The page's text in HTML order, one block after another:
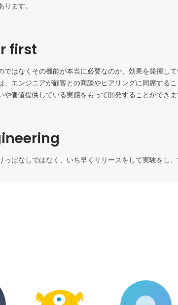
ます。
first
ではなくその機能が本当に必要なのか、効果を発揮し
、エンジニアが顧客との商談やヒアリングに同席する
や価値提供している実感をもって開発することができま
っぱなしではなく、いち早くリリースをして実験をし、